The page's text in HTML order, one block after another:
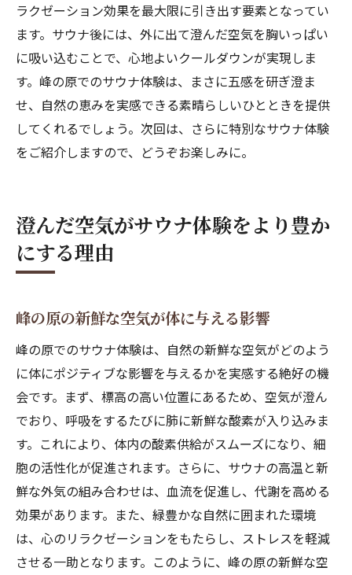
ラクゼーション効果を最大限に引き出す要素となってい
ます。サウナ後には、外に出て澄んだ空気を胸いっぱい
に吸い込むことで、心地よいクールダウンが実現しま
す。峰の原でのサウナ体験は、まさに五感を研ぎ澄ま
せ、自然の恵みを実感できる素晴らしいひとときを提供
してくれるでしょう。次回は、さらに特別なサウナ体験
をご紹介しますので、どうぞお楽しみに。
澄んだ空気がサウナ体験をより豊か
にする理由
峰の原の新鮮な空気が体に与える影響
峰の原でのサウナ体験は、自然の新鮮な空気がどのよう
に体にポジティブな影響を与えるかを実感する絶好の機
会です。まず、標高の高い位置にあるため、空気が澄ん
でおり、呼吸をするたびに肺に新鮮な酸素が入り込みま
す。これにより、体内の酸素供給がスムーズになり、細
胞の活性化が促進されます。さらに、サウナの高温と新
鮮な外気の組み合わせは、血流を促進し、代謝を高める
効果があります。また、緑豊かな自然に囲まれた環境
は、心のリラクゼーションをもたらし、ストレスを軽減
させる一助となります。このように、峰の原の新鮮な空